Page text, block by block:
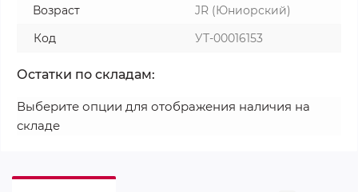
Возраст
JR (Юниорский)
Код
УТ-00016153
Остатки по складам:
Выберите опции для отображения наличия на
складе